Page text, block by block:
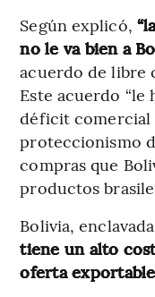
Según explicó,
no le va bien a
acuerdo de libre
Este acuerdo “le
déficit
proteccionismo
compras que
productos
Bolivia,
tiene un alto
oferta